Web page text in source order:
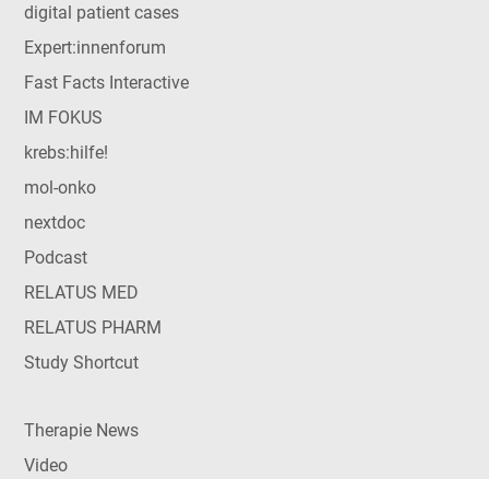
digital patient cases
Expert:innenforum
Fast Facts Interactive
IM FOKUS
krebs:hilfe!
mol-onko
nextdoc
Podcast
RELATUS MED
RELATUS PHARM
Study Shortcut
Therapie News
Video